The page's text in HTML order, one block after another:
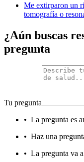
Me extirparon un
tomografía o
¿Aún buscas
pregunta
Tu pregunta
• La pregunta es
• Haz una
• La pregunta va